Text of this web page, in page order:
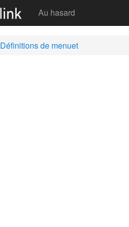
Au hasard
Définitions de menuet
Menuet